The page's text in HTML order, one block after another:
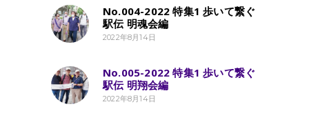
No.004-2022 特集1 歩いて繋ぐ
駅伝 明魂会編
2022年8月14日
No.005-2022 特集1 歩いて繋ぐ
駅伝 明翔会編
2022年8月14日